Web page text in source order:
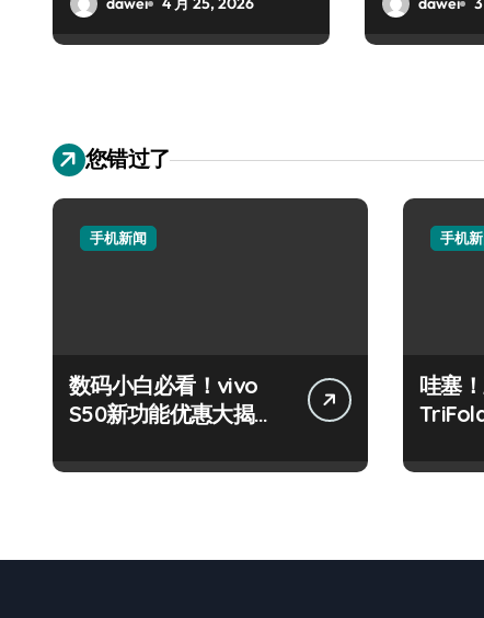
您错过了
手机新闻
数码小白必看！vivo
S50新功能优惠大揭
手机
哇塞